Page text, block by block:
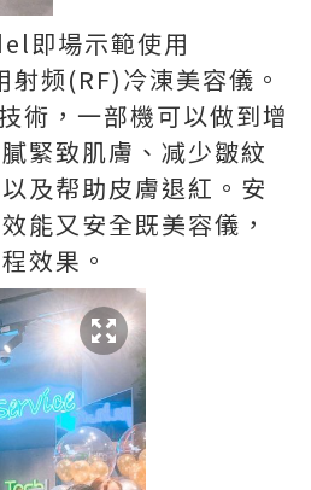
即場示範使用
射频(RF)冷涷美容儀。
術，一部機可以做到增
緊致肌膚、减少皺紋
及帮助皮膚退紅。安
能又安全既美容儀，
效果。